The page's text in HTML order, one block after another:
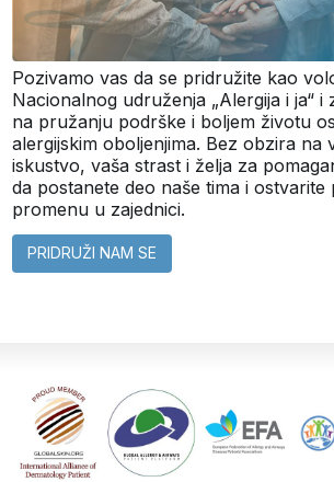
Pozivamo vas da se pridružite kao
Nacionalnog udruženja „Alergija i ja“ i
na pružanju podrške i boljem životu
alergijskim oboljenjima. Bez obzira na
iskustvo, vaša strast i želja za
da postanete deo naše tima i ostvarite
promenu u zajednici.
PRIDRUŽI NAM SE